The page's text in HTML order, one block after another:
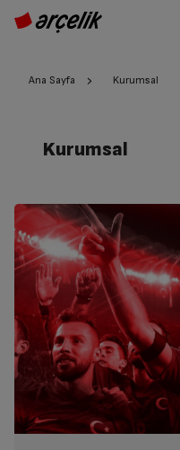
Ana Sayfa Kurumsal
Kurumsal